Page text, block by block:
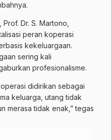
Dr. S. Martono,
peran koperasi
kekeluargaan.
sering kali
profesionalisme.
didirikan sebagai
keluarga, utang tidak
merasa tidak enak,” tegas